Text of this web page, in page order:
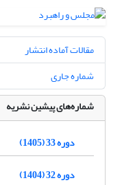
مقالات آماده انتشار
شماره جاری
شماره‌های پیشین نشریه
دوره 33 (1405)
دوره 32 (1404)